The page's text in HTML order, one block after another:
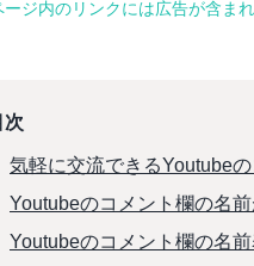
ージ内のリンクには広告が含まれ
次
気軽に交流できるYoutube
Youtubeのコメント欄の名
Youtubeのコメント欄の名